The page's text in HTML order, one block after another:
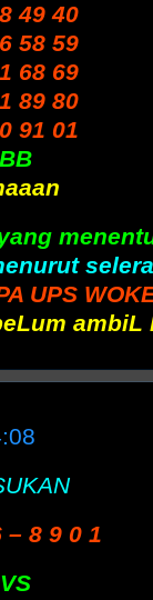
49 40
58 59
68 69
89 80
91 01
BB
UPS
ambiL
– 8 9 0 1
VS